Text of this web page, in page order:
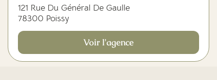
121 Rue Du Général De Gaulle
78300 Poissy
Voir l'agence